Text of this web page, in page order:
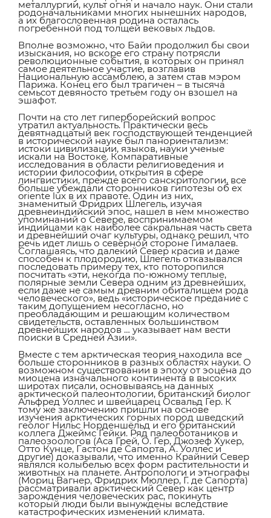
металлургии, культ огня и начало наук. Они стали
родоначальниками многих нынешних народов,
а их благословенная родина осталась
погребенной под толщей вековых льдов.
Вполне возможно, что Байи продолжил бы свои
изыскания, но вскоре его страну потрясли
революционные события, в которых он принял
самое деятельное участие, возглавив
Национальную ассамблею, а затем став мэром
Парижа. Конец его был трагичен – в тысяча
семьсот девяносто третьем году он взошел на
эшафот.
Почти на сто лет гиперборейский вопрос
утратил актуальность. Практически весь
девятнадцатый век господствующей тенденцией
в исторической науке был панориентализм:
истоки цивилизации, языков, науки ученые
искали на Востоке. Компаративные
исследования в области религиоведения и
истории философии, открытия в сфере
лингвистики, прежде всего санскритологии, все
больше убеждали сторонников гипотезы об ex
oriente lux в их правоте. Один из них,
знаменитый Фридрих Шлегель, изучая
древнеиндийский эпос, нашел в нем множество
упоминаний о Севере, воспринимаемом
индийцами как наиболее сакральная часть света
и древнейший очаг культуры, однако решил, что
речь идет лишь о северной стороне Гималаев.
Соглашаясь, что далекий Север красив и даже
способен к плодородию, Шлегель отказывался
последовать примеру тех, кто поторопился
посчитать «эти, некогда по-южному теплые,
полярные земли Севера одним из древнейших,
если даже не самым древним обиталищем рода
человеческого», ведь «историческое предание с
таким допущением несогласно, но
преобладающим и решающим количеством
свидетельств, оставленных большинством
древнейших народов … указывает нам вести
поиски в Средней Азии».
Вместе с тем арктическая теория находила все
больше сторонников в разных областях науки. О
возможном существовании в эпоху от эоцена до
миоцена изначального континента в высоких
широтах писали, основываясь на данных
арктической палеонтологии, британский биолог
Альфред Уоллес и швейцарец Освальд Гер. К
тому же заключению пришли на основе
изучения арктических горных пород шведский
геолог Нильс Норденшёльд и его британский
коллега Джеймс Гейки. Ряд палеоботаников и
палеозоологов (Аса Грей, О. Гер, Джозеф Хукер,
Отто Кунце, Гастон де Сапорта, А. Уоллес и
другие) доказывали, что именно Крайний Север
являлся колыбелью всех форм растительности и
животных на планете. Антропологи и этнографы
(Мориц Вагнер, Фридрих Мюллер, Г. де Сапорта)
рассматривали арктический Север как центр
зарождения человеческих рас, покинуть
который люди были вынуждены вследствие
катастрофических изменений климата.